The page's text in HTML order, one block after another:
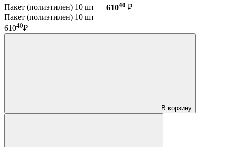
Пакет (полиэтилен) 10 шт — 61040 ₽
Пакет (полиэтилен) 10 шт
61040₽
В корзину